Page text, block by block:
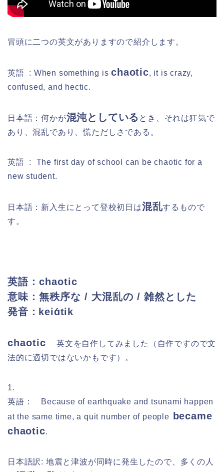
冒頭に二つの英文がありますので紹介します。
英語 : When something ischaotic, it is crazy,
confused, and hectic.
日本語：何かが混沌としている とき、それは狂気で
あり、混乱であり、慌ただしさである。
英語 : The first day of school can be chaotic for a
new student.
日本語：新入生にとって登校初日は混乱するもので
す。
英語：chaotic
意味：無秩序な / 大混乱の / 雑然とした
発音：keiɑ́tik
chaotic
英文を自作してみました（自作ですので文
法的に適切ではないかもです）。
1.
英語： Because of earthquake and tsunami happen
at the same time, a quit number of people
became
chaotic.
日本語訳: 地震と津波が同時に発生したので、多くの人